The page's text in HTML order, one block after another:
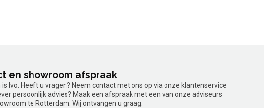
en showroom afspraak
is Ivo. Heeft u vragen? Neem contact met ons op via onze klantenservice
persoonlijk advies? Maak een afspraak met een van onze adviseurs
te Rotterdam. Wij ontvangen u graag.